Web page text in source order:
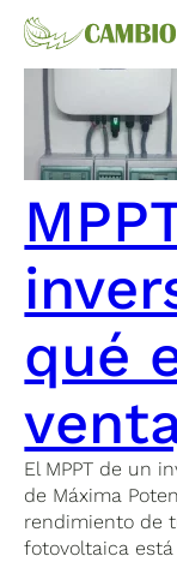
qué
El MPPT de un
de Máxima
rendimiento de
fotovoltaica